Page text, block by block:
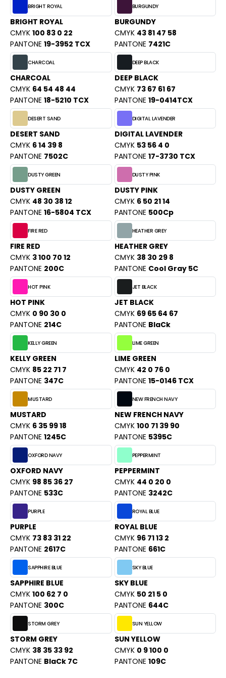
SHIRT
SHIRT
PROFESSIONNELLE
- BLOUSON
COOL
HOODS
T'S
SERIE
GEN
MORNING STUDIOS
SEGURIDAD
DUICK
LEWIS
ATHLETIC®
ATHLETIC® COLLECTION
ETIQUETTE
BRIGHT ROYAL
BRIGHT ROYAL
CMYK 100 83 0 22
PANTONE 19-3952 TCX
BURGUNDY
BURGUNDY
CMYK 43 81 47 58
PANTONE 7421C
CHARCOAL
CHARCOAL
CMYK 64 54 48 44
PANTONE 18-5210 TCX
DEEP BLACK
DEEP BLACK
CMYK 73 67 61 67
PANTONE 19-0414TCX
DESERT SAND
DESERT SAND
CMYK 6 14 39 8
PANTONE 7502C
DIGITAL LAVENDER
DIGITAL LAVENDER
CMYK 53 56 4 0
PANTONE 17-3730 TCX
DUSTY GREEN
DUSTY GREEN
CMYK 48 30 38 12
PANTONE 16-5804 TCX
DUSTY PINK
DUSTY PINK
CMYK 6 50 21 14
PANTONE 500Cp
FIRE RED
FIRE RED
CMYK 3 100 70 12
PANTONE 200C
HEATHER GREY
HEATHER GREY
CMYK 38 30 29 8
PANTONE Cool Gray 5C
HOT PINK
HOT PINK
CMYK 0 90 30 0
PANTONE 214C
JET BLACK
JET BLACK
CMYK 69 65 64 67
PANTONE BlaCk
KELLY GREEN
KELLY GREEN
CMYK 85 22 71 7
PANTONE 347C
LIME GREEN
LIME GREEN
CMYK 42 0 76 0
PANTONE 15-0146 TCX
MUSTARD
MUSTARD
CMYK 6 35 99 18
PANTONE 1245C
NEW FRENCH NAVY
NEW FRENCH NAVY
CMYK 100 71 39 90
PANTONE 5395C
OXFORD NAVY
OXFORD NAVY
CMYK 98 85 36 27
PANTONE 533C
PEPPERMINT
PEPPERMINT
CMYK 44 0 20 0
PANTONE 3242C
PURPLE
PURPLE
CMYK 73 83 31 22
PANTONE 2617C
ROYAL BLUE
ROYAL BLUE
CMYK 96 71 13 2
PANTONE 661C
SAPPHIRE BLUE
SAPPHIRE BLUE
CMYK 100 62 7 0
PANTONE 300C
SKY BLUE
SKY BLUE
CMYK 50 21 5 0
PANTONE 644C
STORM GREY
STORM GREY
CMYK 38 35 33 92
PANTONE BlaCk 7C
SUN YELLOW
SUN YELLOW
CMYK 0 9 100 0
PANTONE 109C